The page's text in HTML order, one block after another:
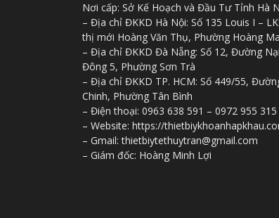
Nơi cấp: Sở Kế Hoạch và Đầu Tư Tỉnh Hà
– Địa chỉ ĐKKD Hà Nội: Số 135 Louis I –
thị mới Hoàng Văn Thụ, Phường Hoàng
– Địa chỉ ĐKKD Đà Nẵng: Số 12, Đường
Đông 5, Phường Sơn Trà
– Địa chỉ ĐKKD TP. HCM: Số 449/55,
Chinh, Phường Tân Bình
– Điện thoại: 0963 638 591 – 0972 955 315
– Website: https://
– Gmail: thietbiytethuytran@gmail.com
– Giám đốc: Hoàng Minh Lợi